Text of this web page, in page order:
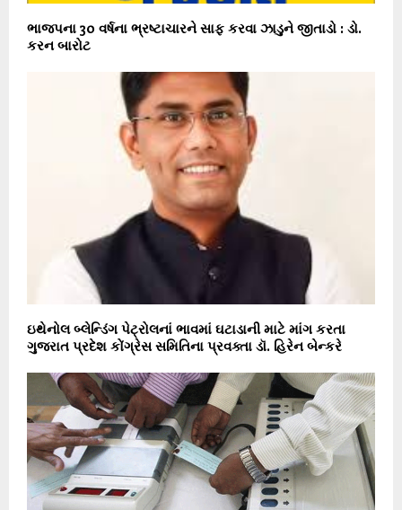
ભાજપના 30 વર્ષના ભ્રષ્ટાચારને સાફ કરવા ઝાડુને જીતાડો : ડો.
કરન બારોટ
ઇથેનોલ બ્લેન્ડિંગ પેટ્રોલનાં ભાવમાં ઘટાડાની માટે માંગ કરતા
ગુજરાત પ્રદેશ કોંગ્રેસ સમિતિના પ્રવક્તા ડૉ. હિરેન બેન્કરે